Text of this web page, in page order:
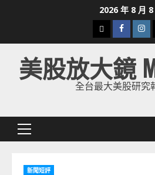
2026 年 8 月 8
下
載
美
股
美股放大鏡
全台最大美股研究
Primary
新聞短評